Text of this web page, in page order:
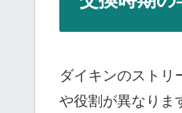
ダイキンのストリ
や役割が異なりま